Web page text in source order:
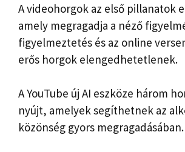
A videohorgok az első pillanatok
amely megragadja a néző
figyelmeztetés és az online
erős horgok elengedhetetlenek.
A YouTube új AI eszköze három
nyújt, amelyek segíthetnek az
közönség gyors megragadásában.